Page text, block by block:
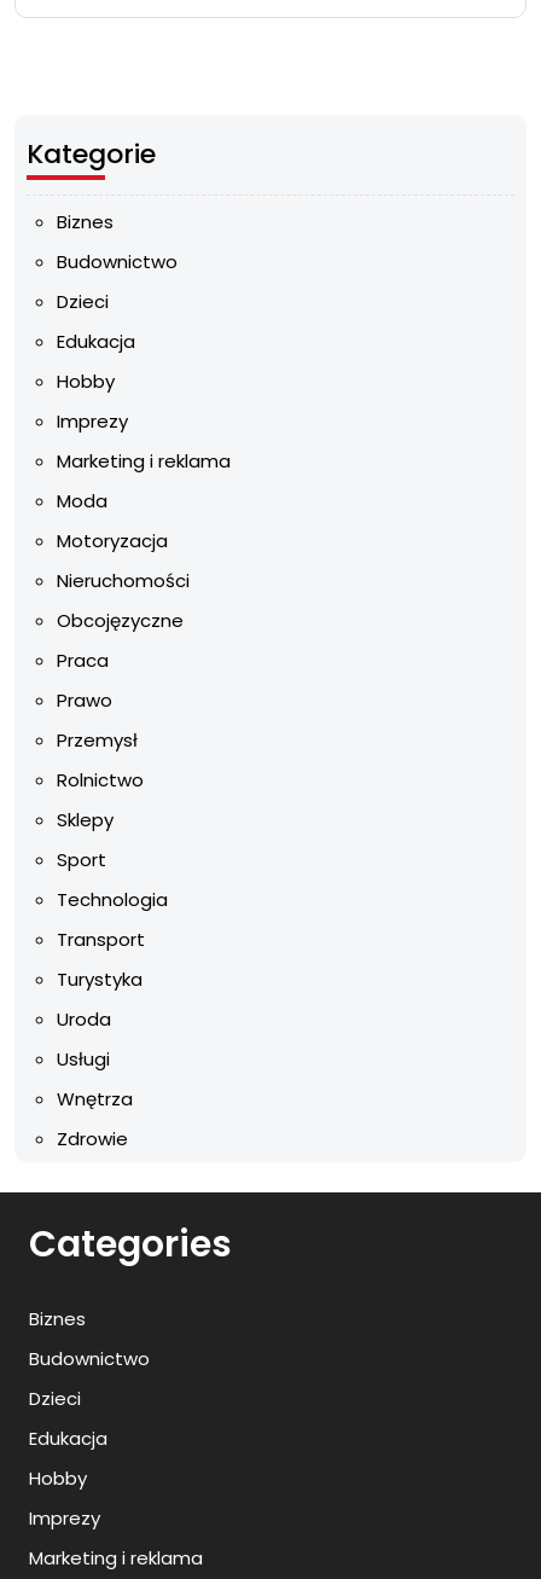
Kategorie
Biznes
Budownictwo
Dzieci
Edukacja
Hobby
Imprezy
Marketing i reklama
Moda
Motoryzacja
Nieruchomości
Obcojęzyczne
Praca
Prawo
Przemysł
Rolnictwo
Sklepy
Sport
Technologia
Transport
Turystyka
Uroda
Usługi
Wnętrza
Zdrowie
Categories
Biznes
Budownictwo
Dzieci
Edukacja
Hobby
Imprezy
Marketing i reklama